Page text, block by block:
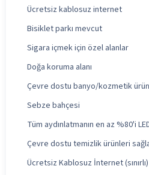
Ücretsiz kablosuz internet
Bisiklet parkı mevcut
Sigara içmek için özel alanlar
Doğa koruma alanı
Çevre dostu banyo/kozmetik
Sebze bahçesi
Tüm aydınlatmanın en az %80'i
Çevre dostu temizlik ürünleri
Ücretsiz Kablosuz İnternet